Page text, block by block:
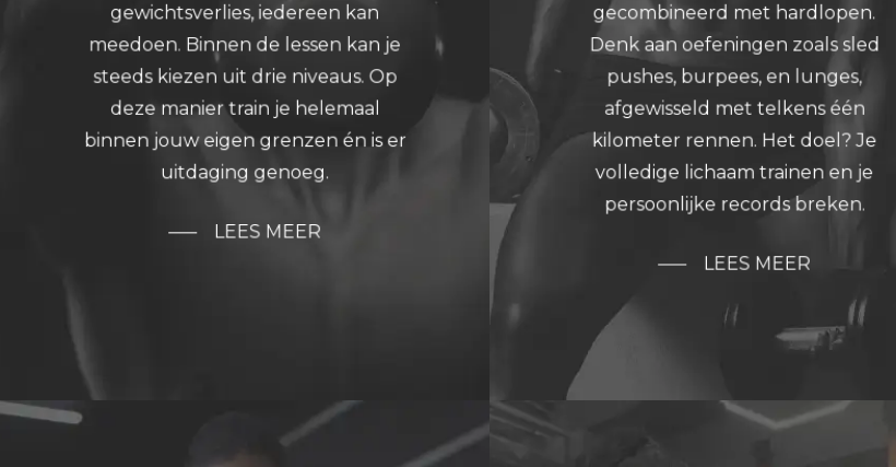
gewichtsverlies, iedereen kan
meedoen. Binnen de lessen kan je
steeds kiezen uit drie niveaus. Op
deze manier train je helemaal
binnen jouw eigen grenzen én is er
uitdaging genoeg.
LEES MEER
gecombineerd met hardlopen.
Denk aan oefeningen zoals sled
pushes, burpees, en lunges,
afgewisseld met telkens één
kilometer rennen. Het doel? Je
volledige lichaam trainen en je
persoonlijke records breken.
LEES MEER